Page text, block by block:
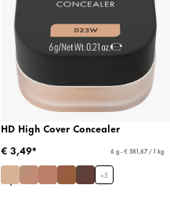
HD High Cover Concealer
€ 3,49*
6 g - € 581,67 / 1 kg
+5